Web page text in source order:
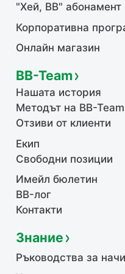
"Хей, ВВ" абонамент
Корпоративна
Онлайн магазин
BB-Team
Нашата история
Методът на BB-Team
Отзиви от клиенти
Екип
Свободни позиции
Имейл бюлетин
BB-лог
Контакти
Знание
Ръководства за